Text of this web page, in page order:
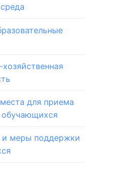
для приема
обучающихся
и меры поддержки